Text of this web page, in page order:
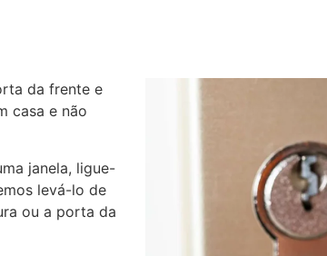
da frente e
casa e não
janela, ligue-
levá-lo de
ou a porta da